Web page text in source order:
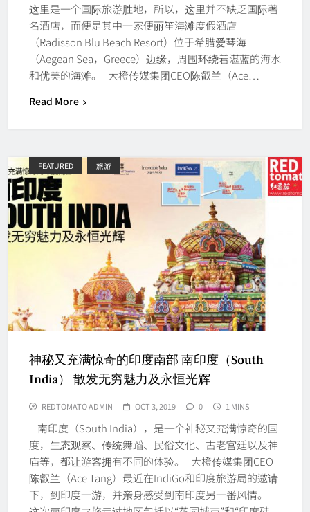
这里是一个国际旅游胜地，所以，这里并不缺乏国际著
名酒店，而便是其中一家便丽笙海滩度假酒店
（Radisson Blu Beach Resort）位于希腊爱琴海
（Aegean Sea，Greece）边缘，周围环绕着湛蓝的海水
和优美的海滩。 大橙传媒集团CEO陈叡兰（Ace…
Read More
FEATURED 旅游
神秘又充满惊奇的印度南部 南印度（South
India） 散发无穷魅力及永恒光辉
REDTOMATO ADMIN OCT 3, 2019 0 1 MINS
南印度（South India），是一个神秘又充满惊奇的国
度，生态观察、传统舞蹈、民俗文化、古老宫廷以及神
庙等，都让游客拥有不同的体验。 大橙传媒集团CEO
陈叡兰（Ace Tang）最近在IndiGo和印度旅游局的邀请
下，到印度一游，并亲身感受到南印度另一番风情。